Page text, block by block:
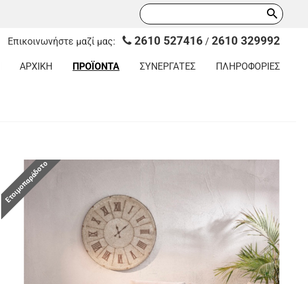
search
Επικοινωνήστε μαζί μας: 2610 527416 / 2610 329992
ΑΡΧΙΚΗ ΠΡΟΪΟΝΤΑ ΣΥΝΕΡΓΑΤΕΣ ΠΛΗΡΟΦΟΡΙΕΣ
Ετοιμοπαράδοτο